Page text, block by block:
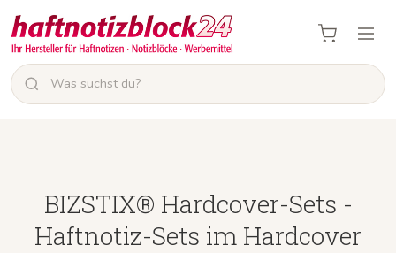
BIZSTIX® Hardcover-Sets -
Haftnotiz-Sets im Hardcover